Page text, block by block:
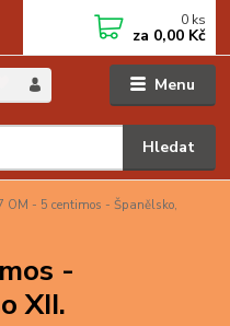
Menu
Hledat
0 ks
za 0,00 Kč
OM - 5 centimos - Španělsko,
-
XII.